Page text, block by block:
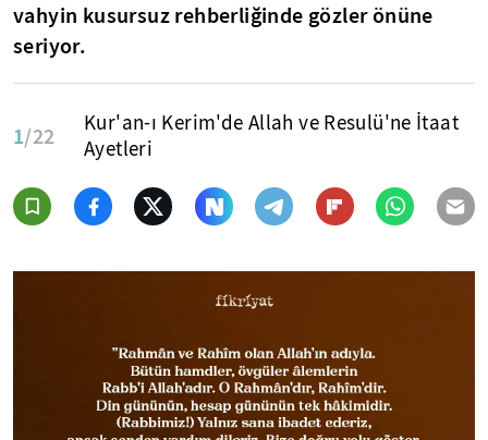
vahyin kusursuz rehberliğinde gözler önüne
seriyor.
1/22
Kur'an-ı Kerim'de Allah ve Resulü'ne İtaat
Ayetleri